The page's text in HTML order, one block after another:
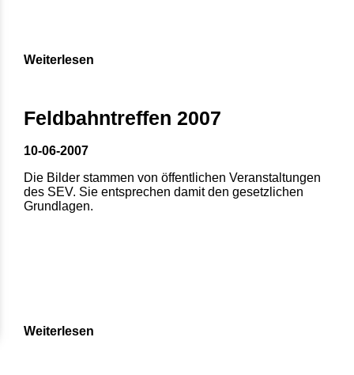
Weiterlesen
Feldbahntreffen 2007
10-06-2007
Die Bilder stammen von öffentlichen Veranstaltungen
des SEV. Sie entsprechen damit den gesetzlichen
Grundlagen.
Weiterlesen